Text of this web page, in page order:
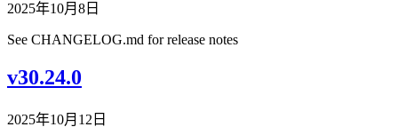
2025年10月8日
See CHANGELOG.md for release notes
v30.24.0
2025年10月12日